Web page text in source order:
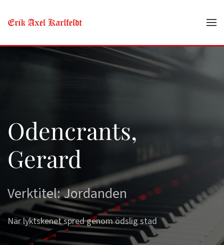
Skip to main content
Odencrants,
Gerard
Verktitel: Jordanden
När lyktskenet spred genom ödslig stad